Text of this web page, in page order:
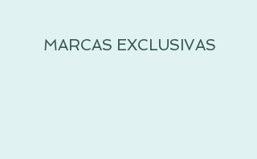
MARCAS EXCLUSIVAS